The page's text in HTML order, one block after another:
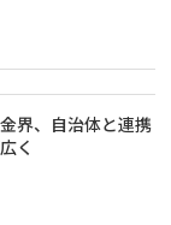
界、自治体と連携
く